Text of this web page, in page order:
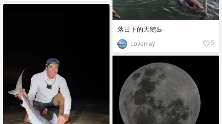
落日下的天鹅🦢
Lovemay 5